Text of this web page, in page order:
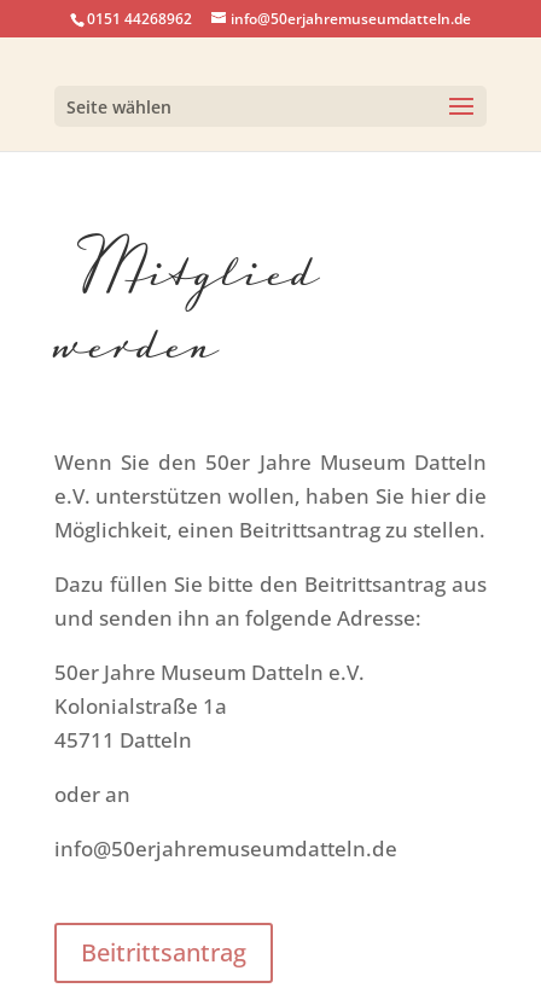
0151 44268962 info@50erjahremuseumdatteln.de
Seite wählen
Mitglied
werden
Wenn Sie den 50er Jahre Museum Datteln
e.V. unterstützen wollen, haben Sie hier die
Möglichkeit, einen Beitrittsantrag zu stellen.
Dazu füllen Sie bitte den Beitrittsantrag aus
und senden ihn an folgende Adresse:
50er Jahre Museum Datteln e.V.
Kolonialstraße 1a
45711 Datteln
oder an
info@50erjahremuseumdatteln.de
Beitrittsantrag